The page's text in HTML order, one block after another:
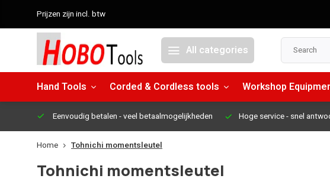
Prijzen zijn incl. btw
All categories
Hand Tools Corded & Cordless tools Workshop
Eenvoudig betalen - veel betaalmogelijkheden Hoge service- snel
Home Tohnichi momentsleutel
Tohnichi momentsleutel